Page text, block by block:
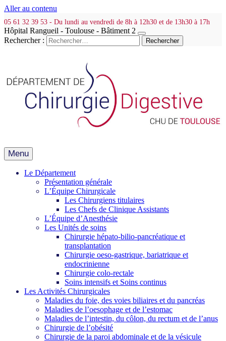
Aller au contenu
05 61 32 39 53 - Du lundi au vendredi de 8h à 12h30 et de 13h30 à 17h
Hôpital Rangueil - Toulouse - Bâtiment 2
Rechercher :
Menu
Le Département
Présentation générale
L’Équipe Chirurgicale
Les Chirurgiens titulaires
Les Chefs de Clinique Assistants
L’Équipe d’Anesthésie
Les Unités de soins
Chirurgie hépato-bilio-pancréatique et
transplantation
Chirurgie oeso-gastrique, bariatrique et
endocrinienne
Chirurgie colo-rectale
Soins intensifs et Soins continus
Les Activités Chirurgicales
Maladies du foie, des voies biliaires et du pancréas
Maladies de l’oesophage et de l’estomac
Maladies de l’intestin, du côlon, du rectum et de l’anus
Chirurgie de l’obésité
Chirurgie de la paroi abdominale et de la vésicule